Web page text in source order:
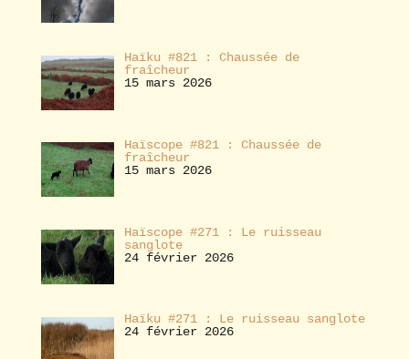
Haïku #821 : Chaussée de
fraîcheur
15 mars 2026
Haïscope #821 : Chaussée de
fraîcheur
15 mars 2026
Haïscope #271 : Le ruisseau
sanglote
24 février 2026
Haïku #271 : Le ruisseau sanglote
24 février 2026